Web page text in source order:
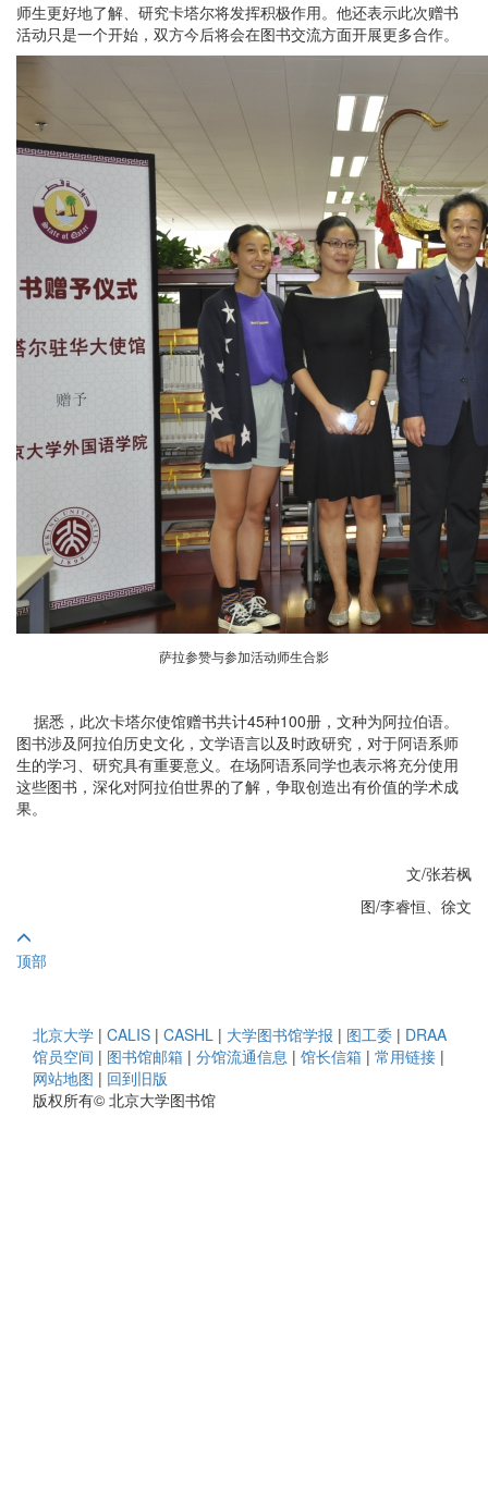
师生更好地了解、研究卡塔尔将发挥积极作用。他还表示此次赠书
活动只是一个开始，双方今后将会在图书交流方面开展更多合作。
萨拉参赞与参加活动师生合影
据悉，此次卡塔尔使馆赠书共计45种100册，文种为阿拉伯语。
图书涉及阿拉伯历史文化，文学语言以及时政研究，对于阿语系师
生的学习、研究具有重要意义。在场阿语系同学也表示将充分使用
这些图书，深化对阿拉伯世界的了解，争取创造出有价值的学术成
果。
文/张若枫
图/李睿恒、徐文
顶部
北京大学 | CALIS | CASHL | 大学图书馆学报 | 图工委 | DRAA
馆员空间 | 图书馆邮箱 | 分馆流通信息 | 馆长信箱 | 常用链接 |
网站地图 | 回到旧版
版权所有© 北京大学图书馆